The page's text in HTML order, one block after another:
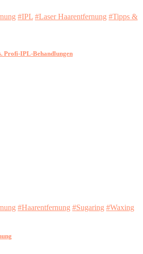
#IPL #Laser Haarentfernung #Tipps &
Profi-IPL-Behandlungen
#Haarentfernung #Sugaring #Waxing